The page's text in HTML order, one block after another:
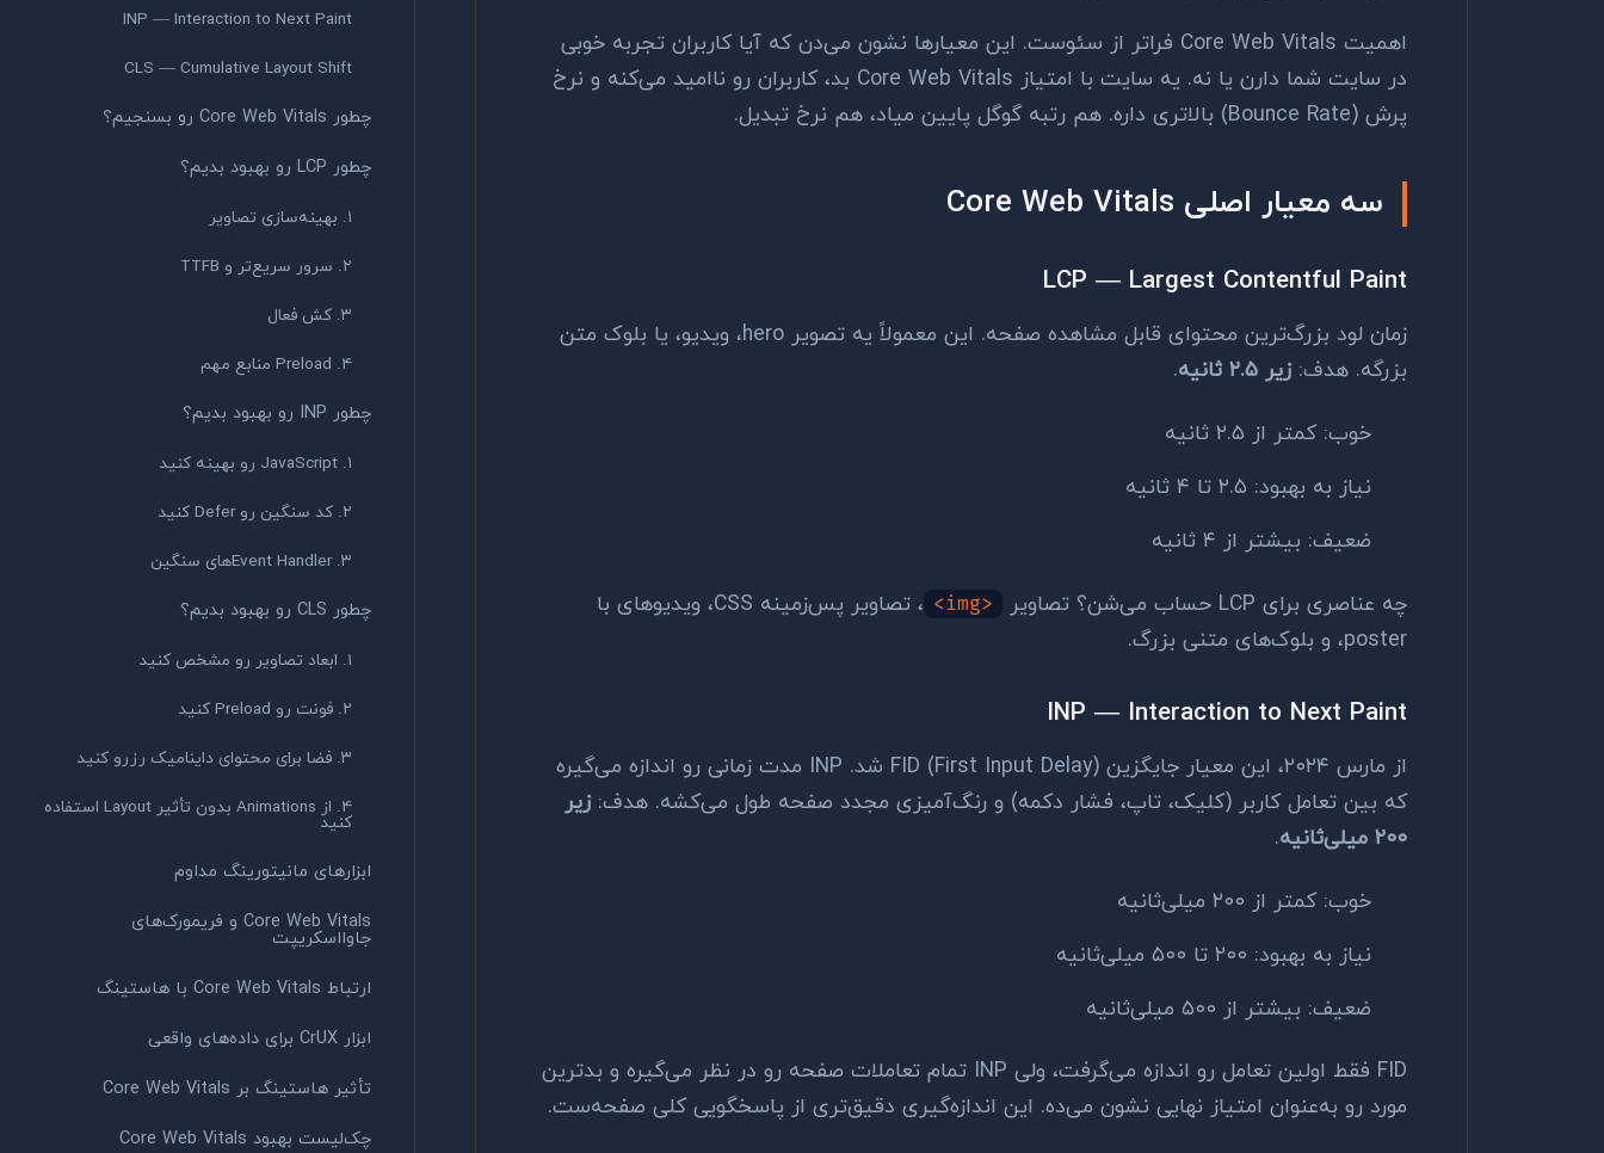
اهمیت Core Web Vitals فراتر از سئوست. این معیارها نشون می‌دن که آیا کاربران تجربه خوبی
در سایت شما دارن یا نه. یه سایت با امتیاز Core Web Vitals بد، کاربران رو ناامید می‌کنه و نرخ
پرش (Bounce Rate) بالاتری داره. هم رتبه گوگل پایین میاد، هم نرخ تبدیل.
سه معیار اصلی Core Web Vitals
LCP — Largest Contentful Paint
زمان لود بزرگ‌ترین محتوای قابل مشاهده صفحه. این معمولاً یه تصویر hero، ویدیو، یا بلوک متن
بزرگه. هدف:زیر ۲.۵ ثانیه .
خوب: کمتر از ۲.۵ ثانیه
نیاز به بهبود: ۲.۵ تا ۴ ثانیه
ضعیف: بیشتر از ۴ ثانیه
چه عناصری برای LCP حساب می‌شن؟ تصاویر <img>
، تصاویر پس‌زمینه CSS، ویدیوهای با
poster، و بلوک‌های متنی بزرگ.
INP — Interaction to Next Paint
از مارس ۲۰۲۴، این معیار جایگزین FID (First Input Delay) شد. INP مدت زمانی رو اندازه می‌گیره
که بین تعامل کاربر (کلیک، تاپ، فشار دکمه) و رنگ‌آمیزی مجدد صفحه طول می‌کشه. هدف:زیر
۲۰۰ میلی‌ثانیه
.
خوب: کمتر از ۲۰۰ میلی‌ثانیه
نیاز به بهبود: ۲۰۰ تا ۵۰۰ میلی‌ثانیه
ضعیف: بیشتر از ۵۰۰ میلی‌ثانیه
FID فقط اولین تعامل رو اندازه می‌گرفت، ولی INP تمام تعاملات صفحه رو در نظر می‌گیره و بدترین
مورد رو به‌عنوان امتیاز نهایی نشون می‌ده. این اندازه‌گیری دقیق‌تری از پاسخگویی کلی صفحه‌ست.
INP — Interaction to Next Paint
CLS — Cumulative Layout Shift
چطور Core Web Vitals رو بسنجیم؟
چطور LCP رو بهبود بدیم؟
۱. بهینه‌سازی تصاویر
۲. سرور سریع‌تر و TTFB
۳. کش فعال
۴. Preload منابع مهم
چطور INP رو بهبود بدیم؟
۱. JavaScript رو بهینه کنید
۲. کد سنگین رو Defer کنید
۳. Event Handlerهای سنگین
چطور CLS رو بهبود بدیم؟
۱. ابعاد تصاویر رو مشخص کنید
۲. فونت رو Preload کنید
۳. فضا برای محتوای داینامیک رزرو کنید
۴. از Animations بدون تأثیر Layout استفاده
کنید
ابزارهای مانیتورینگ مداوم
Core Web Vitals و فریمورک‌های
جاوااسکریپت
ارتباط Core Web Vitals با هاستینگ
ابزار CrUX برای داده‌های واقعی
تأثیر هاستینگ بر Core Web Vitals
چک‌لیست بهبود Core Web Vitals